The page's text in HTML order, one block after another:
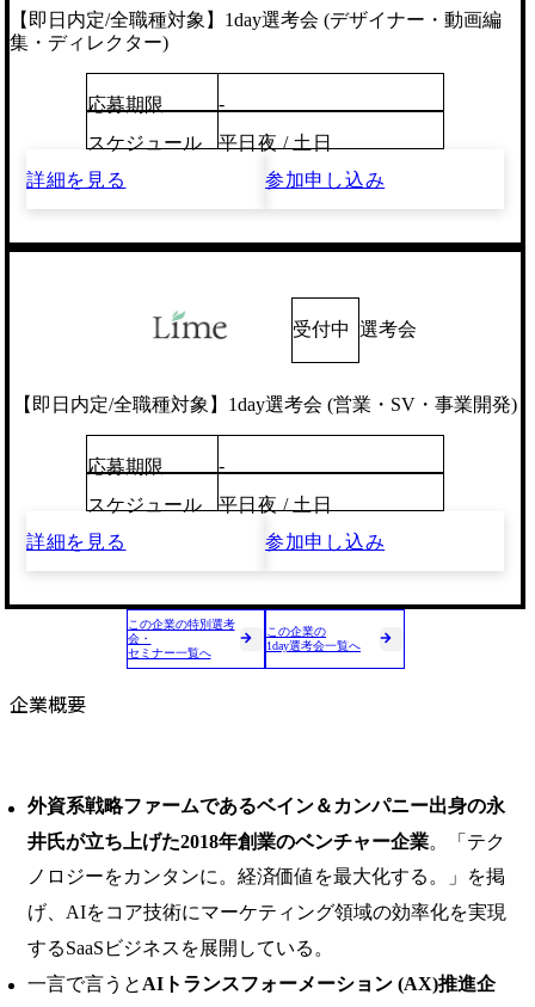
【即日内定/全職種対象】1day選考会 (デザイナー・動画編
集・ディレクター)
応募期限
-
スケジュール
平日夜 / 土日
詳細を見る
参加申し込み
受付中 選考会
【即日内定/全職種対象】1day選考会 (営業・SV・事業開発)
応募期限
-
スケジュール
平日夜 / 土日
詳細を見る
参加申し込み
この企業の特別選考
会・
セミナー一覧へ
この企業の
1day選考会一覧へ
企業概要
外資系戦略ファームであるベイン＆カンパニー出身の永
井氏が立ち上げた2018年創業のベンチャー企業。「テク
ノロジーをカンタンに。経済価値を最大化する。」を掲
げ、AIをコア技術にマーケティング領域の効率化を実現
するSaaSビジネスを展開している。
一言で言うと AIトランスフォーメーション (AX)推進企